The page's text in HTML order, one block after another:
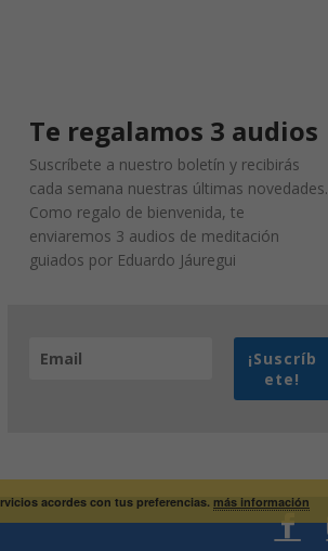
Te regalamos 3 audios
Suscríbete a nuestro boletín y recibirás
cada semana nuestras últimas novedades.
Como regalo de bienvenida, te
enviaremos 3 audios de meditación
guiados por Eduardo Jáuregui
¡Suscríb
ete!
acordes con tus preferencias. más información